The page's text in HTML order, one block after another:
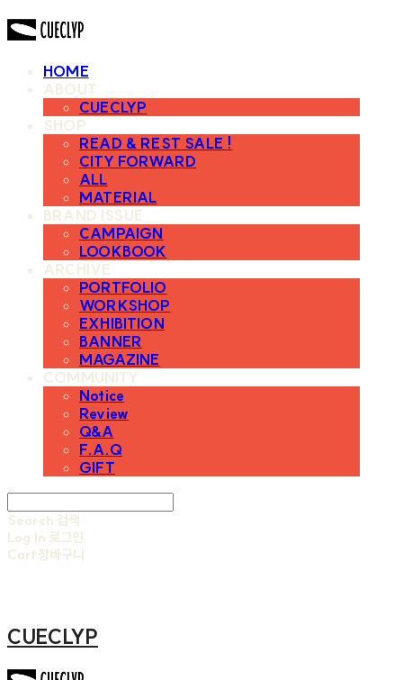
HOME
ABOUT
CUECLYP
SHOP
READ & REST SALE !
CITY FORWARD
ALL
MATERIAL
BRAND ISSUE
CAMPAIGN
LOOKBOOK
ARCHIVE
PORTFOLIO
WORKSHOP
EXHIBITION
BANNER
MAGAZINE
COMMUNITY
Notice
Review
Q&A
F.A.Q
GIFT
Search 검색
Log In 로그인
Cart장바구니
CUECLYP